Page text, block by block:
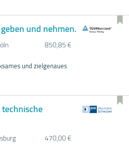
und nehmen.
850,85 €
und zielgenaues
470,00 €